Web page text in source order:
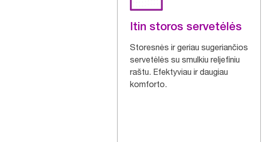
Itin storos servetėlės
Storesnės ir geriau sugeriančios
servetėlės su smulkiu reljefiniu
raštu. Efektyviau ir daugiau
komforto.